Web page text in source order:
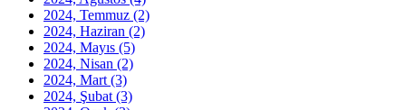
2024, Temmuz (2)
2024, Haziran (2)
2024, Mayıs (5)
2024, Nisan (2)
2024, Mart (3)
2024, Şubat (3)